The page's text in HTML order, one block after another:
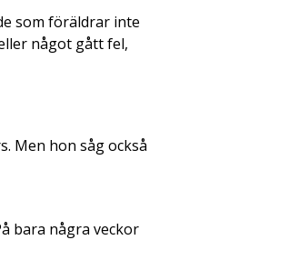
som föräldrar inte
något gått fel,
Men hon såg också
bara några veckor